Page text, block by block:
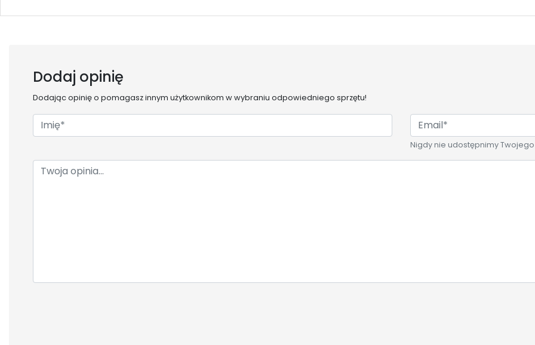
Dodaj opinię
Dodając opinię o pomagasz innym użytkownikom w wybraniu odpowiedniego sprzętu!
Nigdy nie udostępnimy